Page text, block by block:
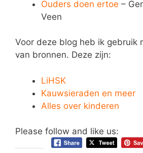
Ouders doen ertoe –
Veen
Voor deze blog heb ik gebruik
van bronnen. Deze zijn:
LiHSK
Kauwsieraden en meer
Alles over kinderen
Please follow and like us: